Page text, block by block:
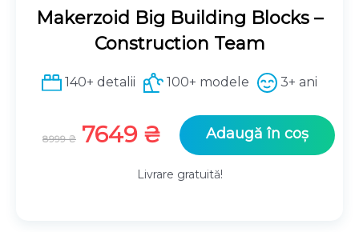
Makerzoid Big Building Blocks –
Construction Team
140+ detalii 100+ modele 3+ ani
8999₴ Prețul
7649 ₴ Prețul
curent
este:
Adaugă în coș
Livrare gratuită!